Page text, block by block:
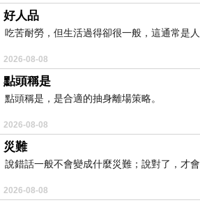
好人品
吃苦耐勞，但生活過得卻很一般，這通常是人
2026-08-08
點頭稱是
點頭稱是，是合適的抽身離場策略。
2026-08-08
災難
說錯話一般不會變成什麼災難；說對了，才會
2026-08-08